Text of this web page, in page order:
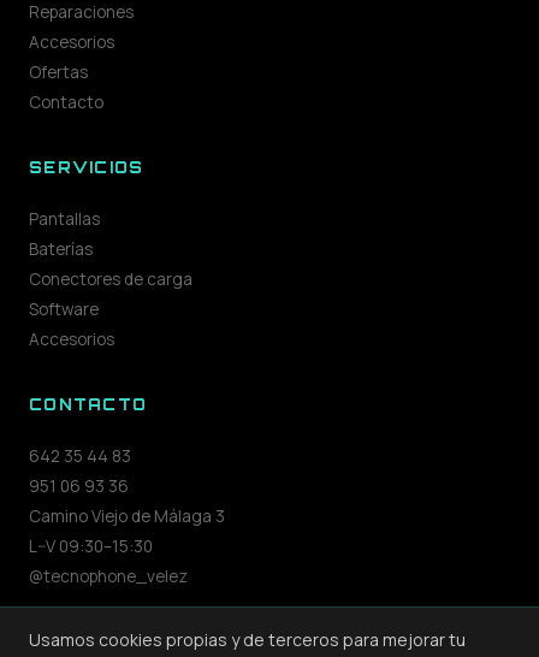
Reparaciones
Accesorios
Ofertas
Contacto
SERVICIOS
Pantallas
Baterías
Conectores de carga
Software
Accesorios
CONTACTO
642 35 44 83
951 06 93 36
Camino Viejo de Málaga 3
L–V 09:30–15:30
@tecnophone_velez
Usamos cookies propias y de terceros para mejorar tu